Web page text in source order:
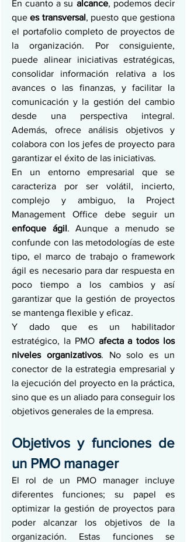
En cuanto a su alcance, podemos decir
que es transversal, puesto que gestiona
el portafolio completo de proyectos de
la organización. Por consiguiente,
puede alinear iniciativas estratégicas,
consolidar información relativa a los
avances o las finanzas, y facilitar la
comunicación y la gestión del cambio
desde una perspectiva integral.
Además, ofrece análisis objetivos y
colabora con los jefes de proyecto para
garantizar el éxito de las iniciativas.
En un entorno empresarial que se
caracteriza por ser volátil, incierto,
complejo y ambiguo, la Project
enfoque ágil. Aunque a menudo se
confunde con las metodologías de este
tipo, el marco de trabajo o framework
ágil es necesario para dar respuesta en
poco tiempo a los cambios y así
garantizar que la gestión de proyectos
se mantenga flexible y eficaz.
Y dado que es un habilitador
estratégico, la PMO afecta a todos los
niveles organizativos. No solo es un
conector de la estrategia empresarial y
la ejecución del proyecto en la práctica,
sino que es un aliado para conseguir los
objetivos generales de la empresa.
Objetivos y funciones de
un PMO manager
El rol de un PMO manager incluye
diferentes funciones; su papel es
optimizar la gestión de proyectos para
poder alcanzar los objetivos de la
organización. Estas funciones se